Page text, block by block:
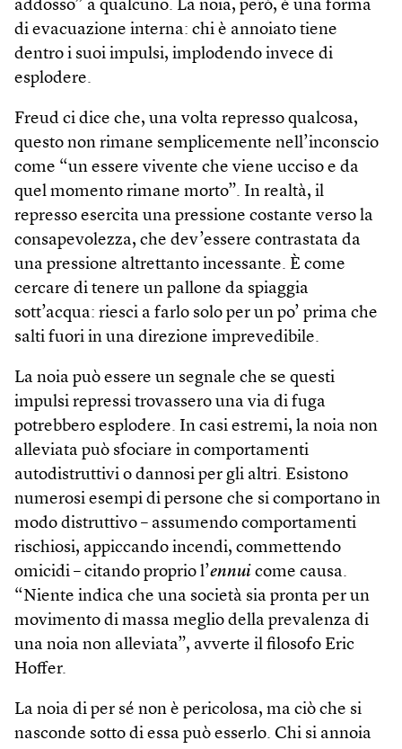
addosso” a qualcuno. La noia, però, è una forma
di evacuazione interna: chi è annoiato tiene
dentro i suoi impulsi, implodendo invece di
esplodere.
Freud ci dice che, una volta represso qualcosa,
questo non rimane semplicemente nell’inconscio
come “un essere vivente che viene ucciso e da
quel momento rimane morto”. In realtà, il
represso esercita una pressione costante verso la
consapevolezza, che dev’essere contrastata da
una pressione altrettanto incessante. È come
cercare di tenere un pallone da spiaggia
sott’acqua: riesci a farlo solo per un po’ prima che
salti fuori in una direzione imprevedibile.
La noia può essere un segnale che se questi
impulsi repressi trovassero una via di fuga
potrebbero esplodere. In casi estremi, la noia non
alleviata può sfociare in comportamenti
autodistruttivi o dannosi per gli altri. Esistono
numerosi esempi di persone che si comportano in
modo distruttivo – assumendo comportamenti
rischiosi, appiccando incendi, commettendo
omicidi – citando proprio l’ennui come causa.
“Niente indica che una società sia pronta per un
movimento di massa meglio della prevalenza di
una noia non alleviata”, avverte il filosofo Eric
Hoffer.
La noia di per sé non è pericolosa, ma ciò che si
nasconde sotto di essa può esserlo. Chi si annoia